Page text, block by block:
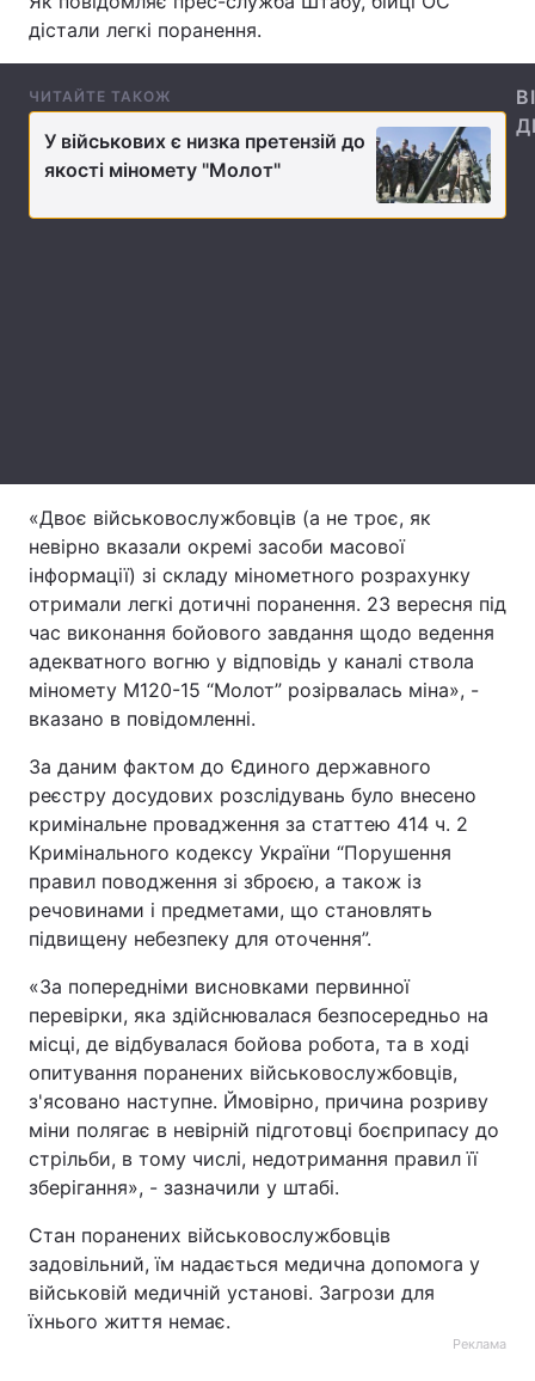
Спорт
Техно і зв'язок
Зброя Інциденти
Архів Вакансії
Контакти
Послуги
Тема оформлення
дістали легкі поранення.
ЧИТАЙТЕ ТАКОЖ
У військових є низка претензій до
якості міномету "Молот"
«Двоє військовослужбовців (а не троє, як
невірно вказали окремі засоби масової
інформації) зі складу мінометного розрахунку
отримали легкі дотичні поранення. 23 вересня під
час виконання бойового завдання щодо ведення
адекватного вогню у відповідь у каналі ствола
міномету М120-15 “Молот” розірвалась міна», -
вказано в повідомленні.
За даним фактом до Єдиного державного
реєстру досудових розслідувань було внесено
кримінальне провадження за статтею 414 ч. 2
Кримінального кодексу України “Порушення
правил поводження зі зброєю, а також із
речовинами і предметами, що становлять
підвищену небезпеку для оточення”.
«За попередніми висновками первинної
перевірки, яка здійснювалася безпосередньо на
місці, де відбувалася бойова робота, та в ході
опитування поранених військовослужбовців,
з'ясовано наступне. Ймовірно, причина розриву
міни полягає в невірній підготовці боєприпасу до
стрільби, в тому числі, недотримання правил її
зберігання», - зазначили у штабі.
Стан поранених військовослужбовців
задовільний, їм надається медична допомога у
військовій медичній установі. Загрози для
їхнього життя немає.
Реклама